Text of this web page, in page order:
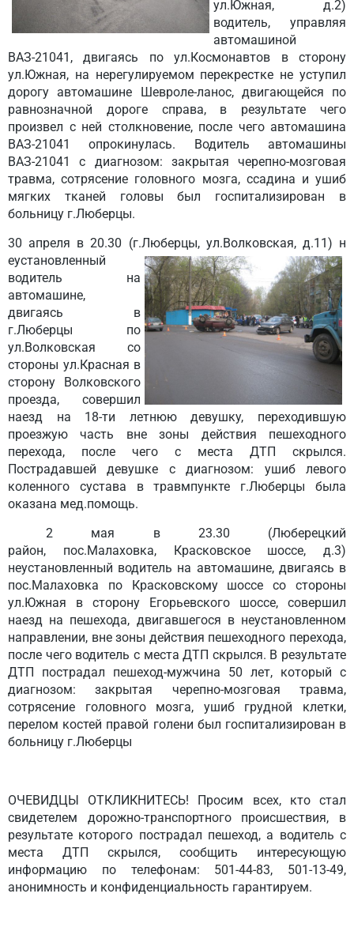
ул.Южная, д.2)
водитель, управляя
автомашиной
ВАЗ-21041, двигаясь по ул.Космонавтов в сторону
ул.Южная, на нерегулируемом перекрестке не уступил
дорогу автомашине Шевроле-ланос, двигающейся по
равнозначной дороге справа, в результате чего
произвел с ней столкновение, после чего автомашина
ВАЗ-21041 опрокинулась. Водитель автомашины
ВАЗ-21041 с диагнозом: закрытая черепно-мозговая
травма, сотрясение головного мозга, ссадина и ушиб
мягких тканей головы был госпитализирован в
больницу г.Люберцы.
30 апреля в 20.30 (г.Люберцы, ул.Волковская, д.11) н
еустановленный
водитель на
автомашине,
двигаясь в
г.Люберцы по
ул.Волковская со
стороны ул.Красная в
сторону Волковского
проезда, совершил
наезд на 18-ти летнюю девушку, переходившую
проезжую часть вне зоны действия пешеходного
перехода, после чего с места ДТП скрылся.
Пострадавшей девушке с диагнозом: ушиб левого
коленного сустава в травмпункте г.Люберцы была
оказана мед.помощь.
2 мая в 23.30 (Люберецкий
район, пос.Малаховка, Красковское шоссе, д.3)
неустановленный водитель на автомашине, двигаясь в
пос.Малаховка по Красковскому шоссе со стороны
ул.Южная в сторону Егорьевского шоссе, совершил
наезд на пешехода, двигавшегося в неустановленном
направлении, вне зоны действия пешеходного перехода,
после чего водитель с места ДТП скрылся. В результате
ДТП пострадал пешеход-мужчина 50 лет, который с
диагнозом: закрытая черепно-мозговая травма,
сотрясение головного мозга, ушиб грудной клетки,
перелом костей правой голени был госпитализирован в
больницу г.Люберцы
ОЧЕВИДЦЫ ОТКЛИКНИТЕСЬ! Просим всех, кто стал
свидетелем дорожно-транспортного происшествия, в
результате которого пострадал пешеход, а водитель с
места ДТП скрылся, сообщить интересующую
информацию по телефонам: 501-44-83, 501-13-49,
анонимность и конфиденциальность гарантируем.